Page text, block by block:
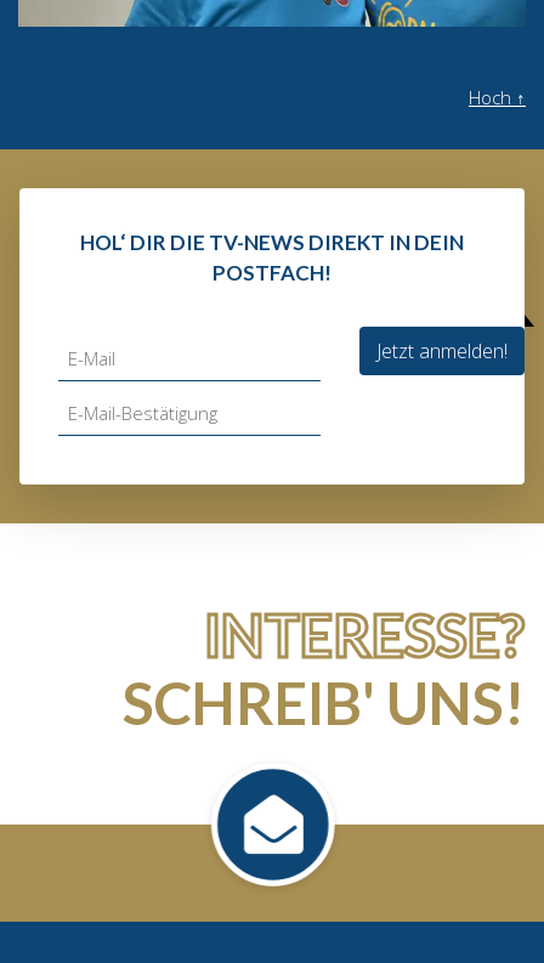
Hoch ↑
HOL‘ DIR DIE TV-NEWS DIREKT IN DEIN
POSTFACH!
Jetzt anmelden!
INTERESSE?
SCHREIB' UNS!